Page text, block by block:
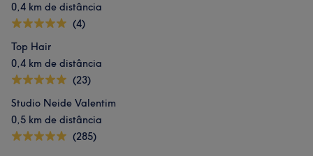
0,4 km de distância
(4)
Top Hair
0,4 km de distância
(23)
Studio Neide Valentim
0,5 km de distância
(285)